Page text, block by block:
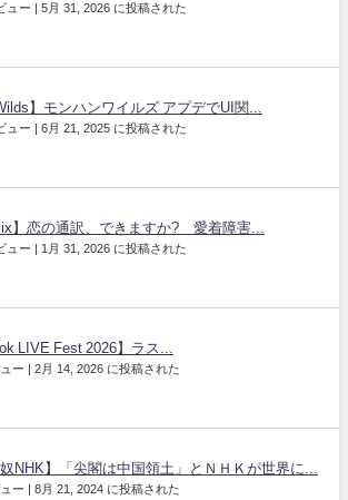
ュー | 5月 31, 2026 に投稿された
】モンハンワイルズ アプデでUI関...
ュー | 6月 21, 2025 に投稿された
】恋の通訳、できますか? 愛着障害...
ュー | 1月 31, 2026 に投稿された
LIVE Fest 2026】ラス...
ー | 2月 14, 2026 に投稿された
奴NHK】「尖閣は中国領土」とＮＨＫが世界に...
ー | 8月 21, 2024 に投稿された